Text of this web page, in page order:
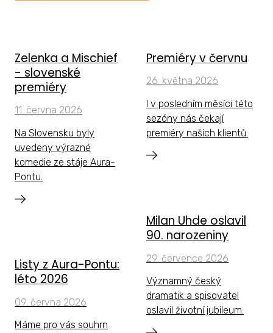
Zelenka a Mischief
- slovenské
premiéry
11. června 2026
Na Slovensku byly
uvedeny výrazné
komedie ze stáje Aura-
Pontu.
Listy z Aura-Pontu:
léto 2026
09. června 2026
Máme pro vás souhrn
Premiéry v červnu
26. května 2026
I v posledním měsíci této
sezóny nás čekají
premiéry našich klientů.
Milan Uhde oslavil
90. narozeniny
29. července 2026
Významný český
dramatik a spisovatel
oslavil životní jubileum.